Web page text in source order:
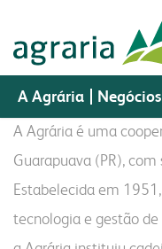
A Agrária Negócios
a agrária
sementes
Webmail
Portal do
Cooperado
a Agrária
A Agrária é uma
Guarapuava (PR), com
Estabelecida em
tecnologia e gestão